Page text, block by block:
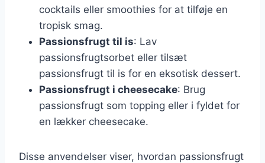
cocktails eller smoothies for at tilføje en
tropisk smag.
Passionsfrugt til is: Lav
passionsfrugtsorbet eller tilsæt
passionsfrugt til is for en eksotisk dessert.
Passionsfrugt i cheesecake: Brug
passionsfrugt som topping eller i fyldet for
en lækker cheesecake.
Disse anvendelser viser, hvordan passionsfrugt